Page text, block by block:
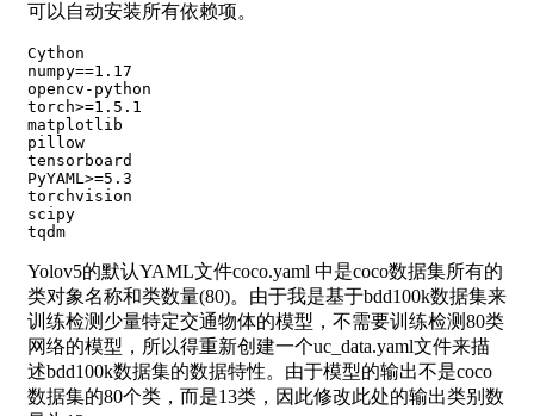
可以自动安装所有依赖项。
Cython
numpy==1.17
opencv-python
torch>=1.5.1
matplotlib
pillow
tensorboard
PyYAML>=5.3
torchvision
scipy
Yolov5的默认YAML文件coco.yaml 中是coco数据集所有的
类对象名称和类数量(80)。由于我是基于bdd100k数据集来
训练检测少量特定交通物体的模型，不需要训练检测80类
网络的模型，所以得重新创建一个uc_data.yaml文件来描
述bdd100k数据集的数据特性。由于模型的输出不是coco
数据集的80个类，而是13类，因此修改此处的输出类别数